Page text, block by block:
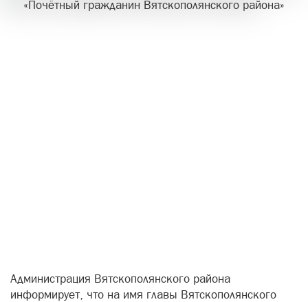
Администрация Вятскополянского района
информирует, что на имя главы Вятскополянского